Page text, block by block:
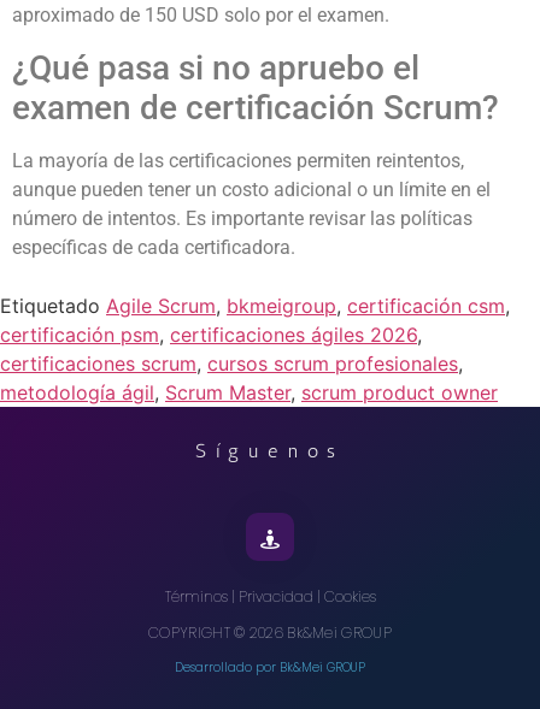
aproximado de 150 USD solo por el examen.
¿Qué pasa si no apruebo el
examen de certificación Scrum?
La mayoría de las certificaciones permiten reintentos,
aunque pueden tener un costo adicional o un límite en el
número de intentos. Es importante revisar las políticas
específicas de cada certificadora.
Etiquetado Agile Scrum, bkmeigroup, certificación csm,
certificación psm, certificaciones ágiles 2026,
certificaciones scrum, cursos scrum profesionales,
metodología ágil, Scrum Master, scrum product owner
Síguenos
Términos| Privacidad Cookies
COPYRIGHT© 2026 Bk&Mei GROUP
Desarrollado por Bk&Mei GROUP